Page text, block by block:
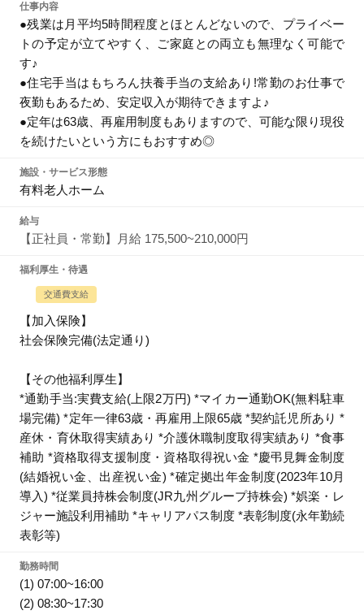
仕事内容
●残業は月平均5時間程度とほとんどないので、プライベー
トの予定が立てやすく、ご家庭との両立も無理なく可能で
す♪
●住宅手当はもちろん扶養手当の支給あり!常勤のお仕事で
夜勤もあるため、安定収入が期待できますよ♪
●定年は63歳、再雇用制度もありますので、可能な限り現役
を続けたいという方にもおすすめ◎
施設・サービス形態
有料老人ホーム
給与
【正社員・常勤】月給 175,500~210,000円
福利厚生・待遇
交通費支給
【加入保険】
社会保険完備(法定通り)
【その他福利厚生】
*通勤手当:実費支給(上限2万円) *マイカー通勤OK(無料駐車
場完備) *定年一律63歳・再雇用上限65歳 *契約託児所あり *
産休・育休取得実績あり *介護休職制度取得実績あり *食事
補助 *資格取得支援制度・資格取得祝い金 *慶弔見舞金制度
(結婚祝い金、出産祝い金) *確定拠出年金制度(2023年10月
導入) *従業員持株会制度(JR九州グループ持株会) *娯楽・レ
ジャー施設利用補助 *キャリアパス制度 *表彰制度(永年勤続
表彰等)
勤務時間
(1) 07:00~16:00
(2) 08:30~17:30